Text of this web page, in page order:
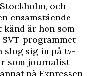
och
ensamstående
känd är hon som
programmet
slog sig in på tv-
som journalist
på Expressen